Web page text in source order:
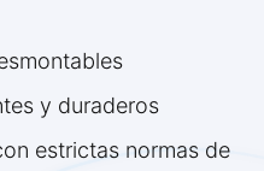
y duraderos
estrictas normas de